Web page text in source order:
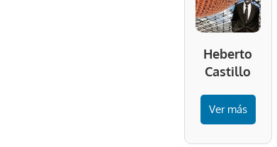
Heberto
Castillo
Ver más